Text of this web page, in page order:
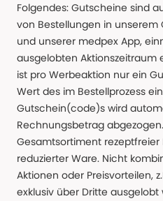
Folgendes: Gutscheine sind
von Bestellungen in unserem
und unserer medpex App,
ausgelobten Aktionszeitraum
ist pro Werbeaktion nur ein
Wert des im Bestellprozess
Gutschein(code)s wird
Rechnungsbetrag
Gesamtsortiment rezeptfreier
reduzierter Ware. Nicht
Aktionen oder Preisvorteilen,
exklusiv über Dritte ausgelobt